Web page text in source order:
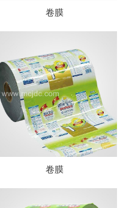
卷膜
卷膜